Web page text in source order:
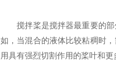
搅拌桨是搅拌器最重要的部
如，当混合的液体比较粘稠时
用具有强烈切割作用的桨叶和更